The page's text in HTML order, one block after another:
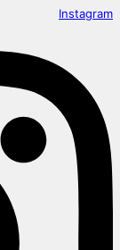
Instagram